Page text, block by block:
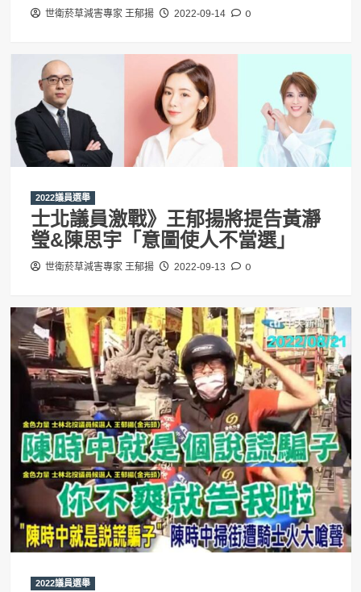
世衛菸草減害專家 王郁揚 2022-09-14 0
2022議員選舉
士北議員激戰》王郁揚將提告黃瀞
瑩&陳思宇「意圖使人不當選」
世衛菸草減害專家 王郁揚 2022-09-13 0
2022議員選舉